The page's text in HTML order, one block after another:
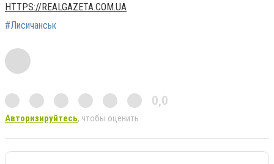
HTTPS://REALGAZETA.COM.UA
#Лисичанськ
0,0
Авторизируйтесь, чтобы оценить